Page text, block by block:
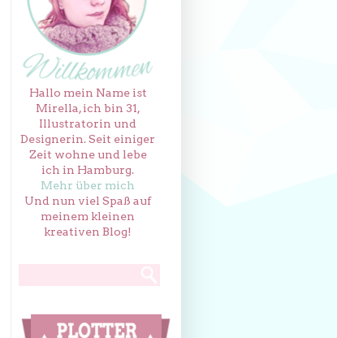
Hallo mein Name ist
Mirella, ich bin 31,
Illustratorin und
Designerin. Seit einiger
Zeit wohne und lebe
ich in Hamburg.
Mehr über mich
Und nun viel Spaß auf
meinem kleinen
kreativen Blog!